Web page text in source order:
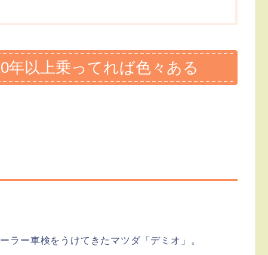
以上乗ってれば色々ある
ラー車検をうけてきたマツダ「デミオ」。